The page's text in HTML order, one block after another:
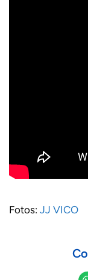
Fotos: JJ VICO